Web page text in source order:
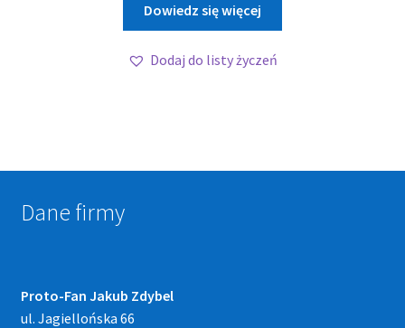
Dowiedz się więcej
Dodaj do listy życzeń
Dane firmy
Proto-Fan Jakub Zdybel
ul. Jagiellońska 66